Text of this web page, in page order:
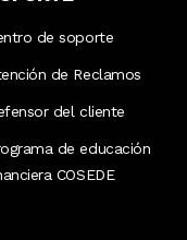
de soporte
de Reclamos
del cliente
de educación
COSEDE